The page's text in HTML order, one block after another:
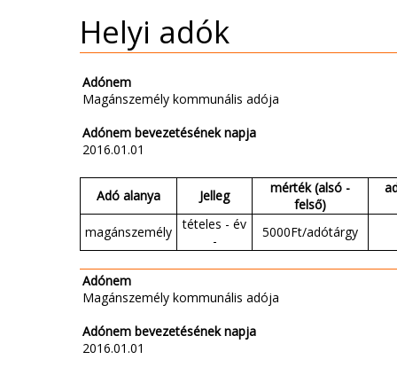
Helyi adók
Adónem
Magánszemély kommunális adója
Adónem bevezetésének napja
2016.01.01
Adó alanya Jelleg
mérték (alsó -
felső)
magánszemély
tételes - év
-
5000Ft/adótárgy
Adónem
Magánszemély kommunális adója
Adónem bevezetésének napja
2016.01.01